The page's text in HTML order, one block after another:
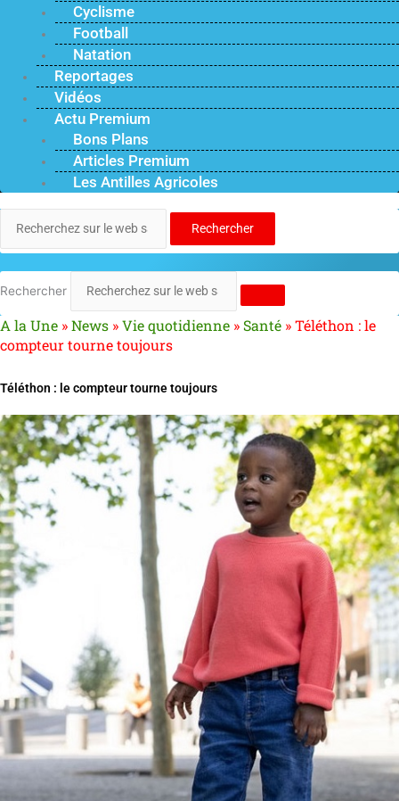
Cyclisme
Football
Natation
Reportages
Vidéos
Actu Premium
Bons Plans
Articles Premium
Les Antilles Agricoles
Rechercher
Rechercher
A la Une »News »Vie quotidienne »Santé »Téléthon : le
compteur tourne toujours
Téléthon : le compteur tourne toujours